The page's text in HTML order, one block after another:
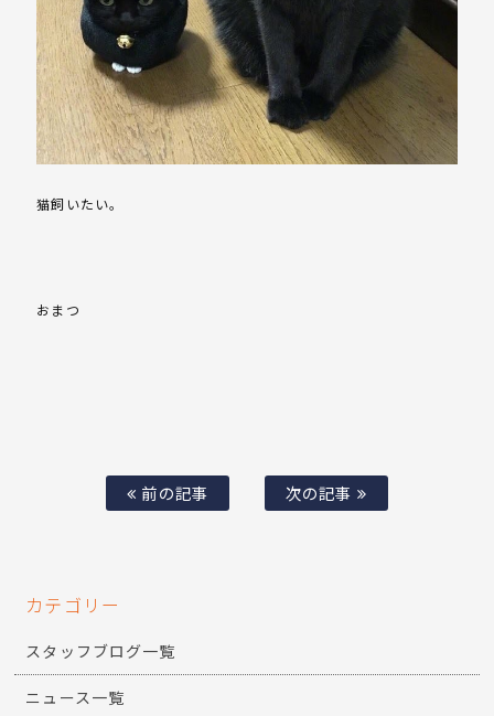
猫飼いたい。
おまつ
前の記事 次の記事
カテゴリー
スタッフブログ一覧
ニュース一覧